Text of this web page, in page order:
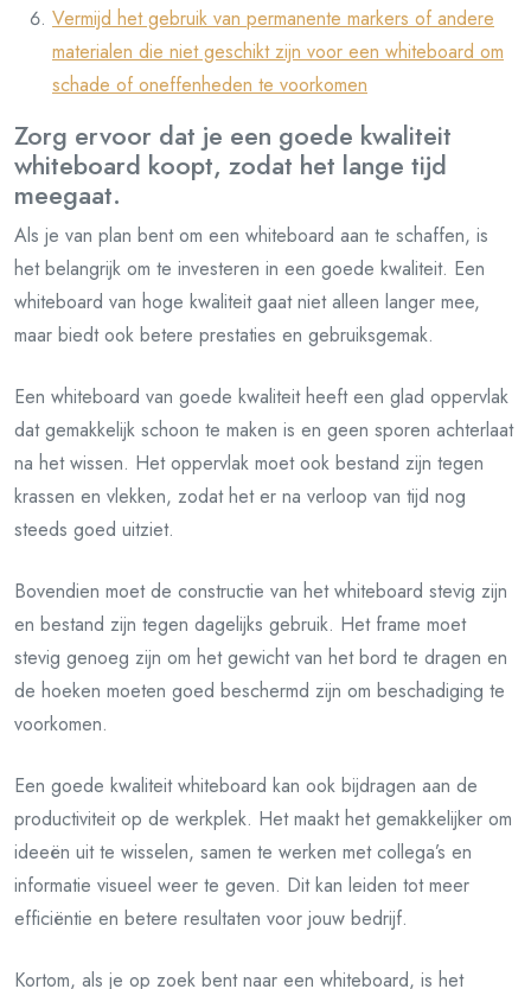
Vermijd het gebruik van permanente markers of andere
materialen die niet geschikt zijn voor een whiteboard om
schade of oneffenheden te voorkomen
Zorg ervoor dat je een goede kwaliteit
whiteboard koopt, zodat het lange tijd
meegaat.
Als je van plan bent om een whiteboard aan te schaffen, is
het belangrijk om te investeren in een goede kwaliteit. Een
whiteboard van hoge kwaliteit gaat niet alleen langer mee,
maar biedt ook betere prestaties en gebruiksgemak.
Een whiteboard van goede kwaliteit heeft een glad oppervlak
dat gemakkelijk schoon te maken is en geen sporen achterlaat
na het wissen. Het oppervlak moet ook bestand zijn tegen
krassen en vlekken, zodat het er na verloop van tijd nog
steeds goed uitziet.
Bovendien moet de constructie van het whiteboard stevig zijn
en bestand zijn tegen dagelijks gebruik. Het frame moet
stevig genoeg zijn om het gewicht van het bord te dragen en
de hoeken moeten goed beschermd zijn om beschadiging te
voorkomen.
Een goede kwaliteit whiteboard kan ook bijdragen aan de
productiviteit op de werkplek. Het maakt het gemakkelijker om
ideeën uit te wisselen, samen te werken met collega’s en
informatie visueel weer te geven. Dit kan leiden tot meer
efficiëntie en betere resultaten voor jouw bedrijf.
Kortom, als je op zoek bent naar een whiteboard, is het